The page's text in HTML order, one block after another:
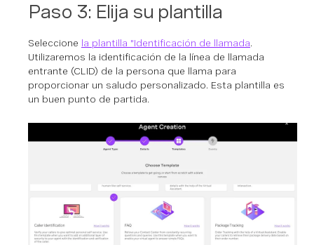
Paso 3: Elija su plantilla
Seleccione la plantilla "Identificación de llamada.
Utilizaremos la identificación de la línea de llamada
entrante (CLID) de la persona que llama para
proporcionar un saludo personalizado. Esta plantilla es
un buen punto de partida.